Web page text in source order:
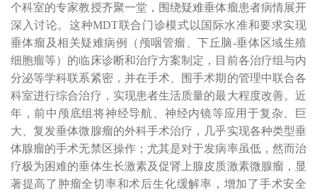
个科室的专家教授齐聚一堂，围绕疑难垂体瘤患者病情展开
深入讨论。这种MDT联合门诊模式以国际水准和要求实现
垂体瘤及相关疑难病例（颅咽管瘤、下丘脑-垂体区域生殖
细胞瘤等）的临床诊断和治疗方案制定，目前各治疗组与内
分泌等学科联系紧密，并在手术、围手术期的管理中联合各
科室进行综合治疗，实现患者生活质量的最大程度改善。近
年，前中颅底组将神经导航、神经内镜等应用于复杂、巨
大、复发垂体微腺瘤的外科手术治疗，几乎实现各种类型垂
体腺瘤的手术无禁区操作；尤其是对于发病率虽低，然而治
疗极为困难的垂体生长激素及促肾上腺皮质激素微腺瘤，显
著提高了肿瘤全切率和术后生化缓解率，增加了手术安全